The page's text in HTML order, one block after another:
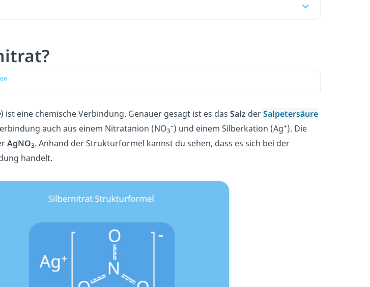
) ist eine chemische Verbindung. Genauer gesagt ist es das Salz derSalpetersäure
auch aus einem Nitratanion (NO3
–) und einem Silberkation (Ag+). Die
AgNO3. Anhand der Strukturformel kannst du sehen, dass es sich bei der
handelt.